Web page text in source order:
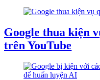
Google thua kiện
trên YouTube